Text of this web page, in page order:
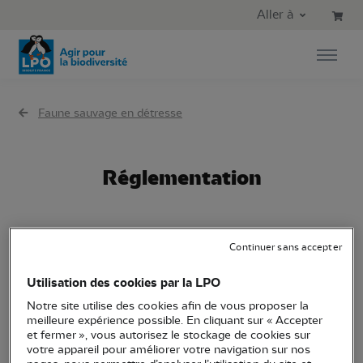
Aller au menu principal
Aller à
Faune sauvage en détresse
Réglementation
La détention par un particulier d’un animal sauvage
prélevé dans son milieu naturel est
l’environnement, passible d’une peine pouvant aller
jusqu’à un an d’emprisonnement et 150 000 €
Utilisation des cookies par la LPO
Notre site utilise des cookies afin de vous proposer la
meilleure expérience possible. En cliquant sur « Accepter
et fermer », vous autorisez le stockage de cookies sur
votre appareil pour améliorer votre navigation sur nos
Continuer sans accepter